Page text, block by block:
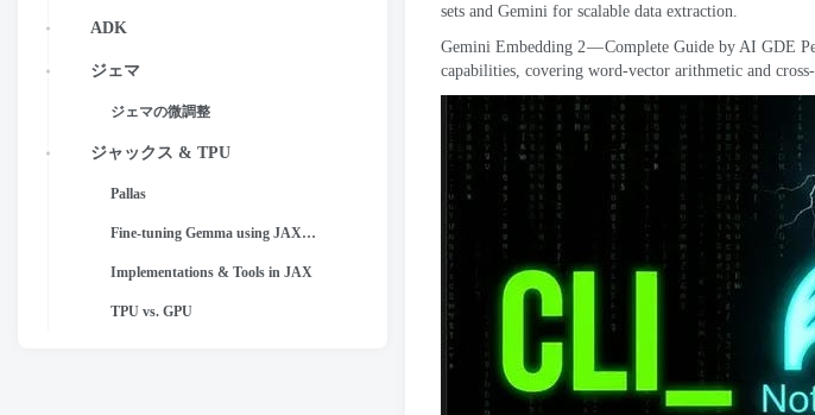
sets and Gemini for scalable data extraction
Gemini Embedding 2 — Complete Guide by AI GDE
capabilities covering word-vector arithmetic and cross-
ADK
ジェマ
ジェマの微調整
ジャックス & TPU
Pallas
Fine-tuning Gemma using JAX and TPU
Implementations & Tools in JAX
TPU vs. GPU